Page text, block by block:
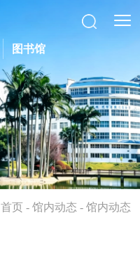
图书馆
首页- 馆内动态 - 馆内动态